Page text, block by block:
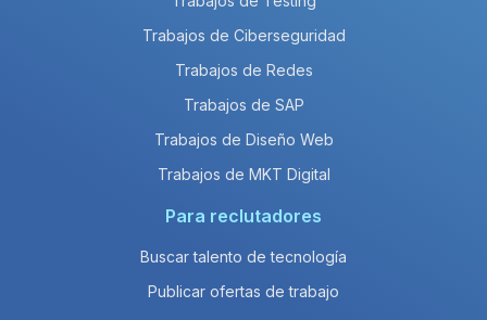
Trabajos de Ciberseguridad
Trabajos de Redes
Trabajos de SAP
Trabajos de Diseño Web
Trabajos de MKT Digital
Para reclutadores
Buscar talento de tecnología
Publicar ofertas de trabajo